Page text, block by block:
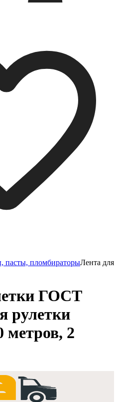
пасты, пломбираторыЛента для
ГОСТ
рулетки
2